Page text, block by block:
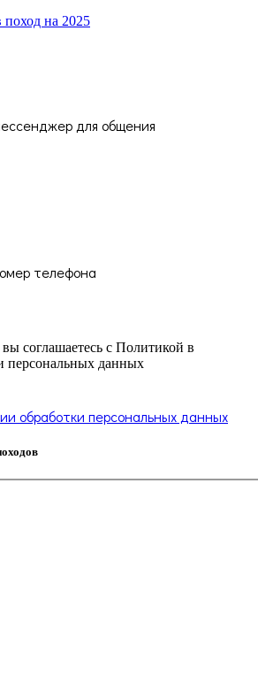
для общения
телефона
соглашаетесь с Политикой в
персональных данных
обработки персональных данных